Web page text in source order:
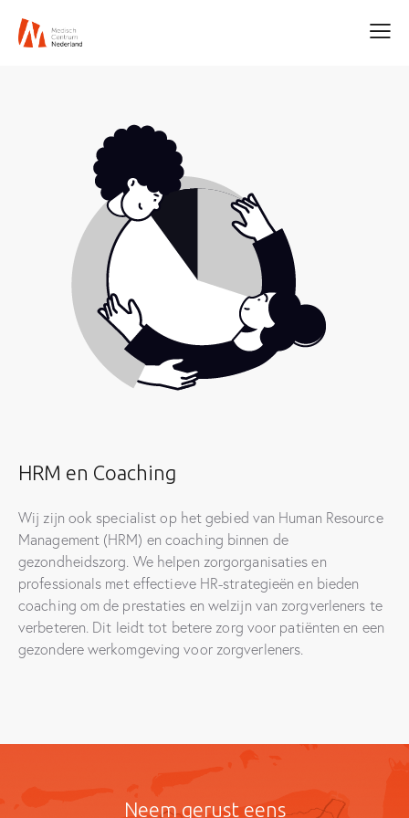
HRM en Coaching
Wij zijn ook specialist op het gebied van Human Resource
Management (HRM) en coaching binnen de
gezondheidszorg. We helpen zorgorganisaties en
professionals met effectieve HR-strategieën en bieden
coaching om de prestaties en welzijn van zorgverleners te
verbeteren. Dit leidt tot betere zorg voor patiënten en een
gezondere werkomgeving voor zorgverleners.
Neem gerust eens